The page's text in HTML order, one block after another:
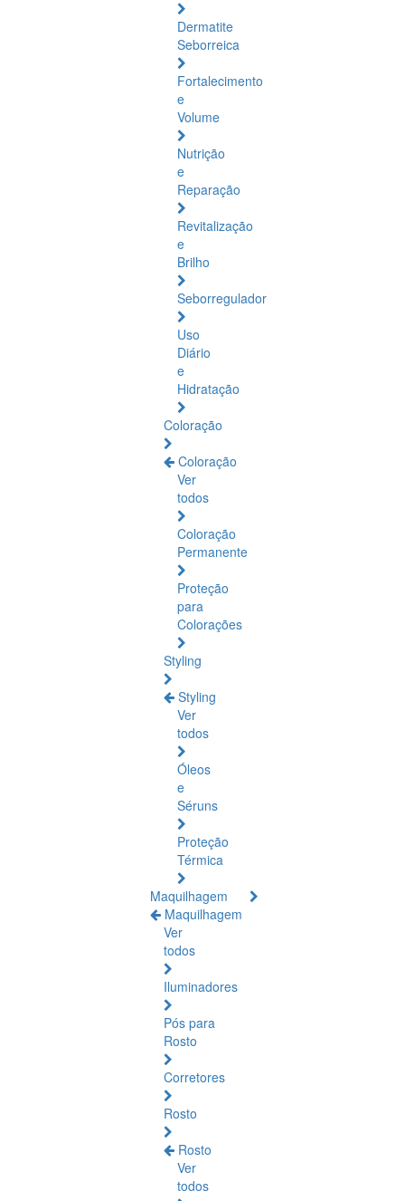
Dermatite
Seborreica
Fortalecimento
e
Volume
Nutrição
e
Reparação
Revitalização
e
Brilho
Seborregulador
Uso
Diário
e
Hidratação
Coloração
Coloração
Ver
todos
Coloração
Permanente
Proteção
para
Colorações
Styling
Styling
Ver
todos
Óleos
e
Séruns
Proteção
Térmica
Maquilhagem
Maquilhagem
Ver
todos
Iluminadores
Pós para
Rosto
Corretores
Rosto
Rosto
Ver
todos